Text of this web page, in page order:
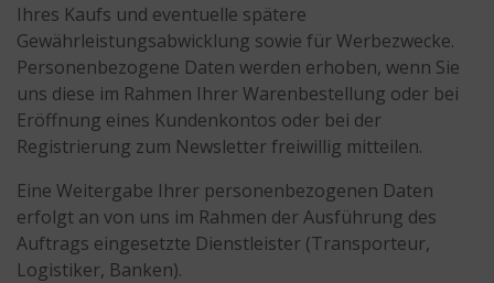
Ihres Kaufs und eventuelle spätere
Gewährleistungsabwicklung sowie für Werbezwecke.
Personenbezogene Daten werden erhoben, wenn Sie
uns diese im Rahmen Ihrer Warenbestellung oder bei
Eröffnung eines Kundenkontos oder bei der
Registrierung zum Newsletter freiwillig mitteilen.
Eine Weitergabe Ihrer personenbezogenen Daten
erfolgt an von uns im Rahmen der Ausführung des
Auftrags eingesetzte Dienstleister (Transporteur,
Logistiker, Banken).